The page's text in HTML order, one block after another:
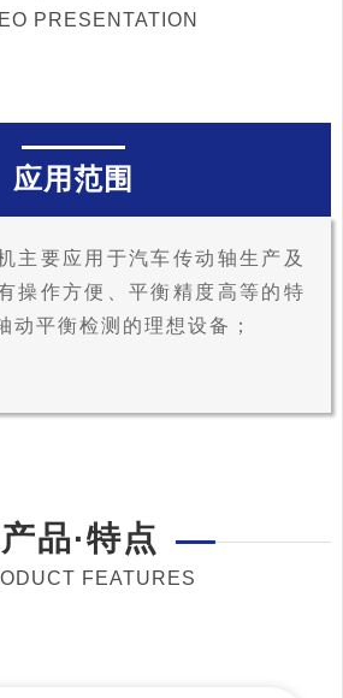
PRESENTATION
应用范围
主要应用于汽车传动轴生产及
操作方便、平衡精度高等的特
动平衡检测的理想设备；
产品·特点
FEATURES